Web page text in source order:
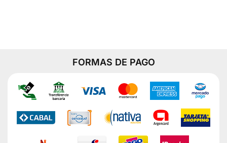
Las
se
pueden
elegir
la
FORMAS DE PAGO